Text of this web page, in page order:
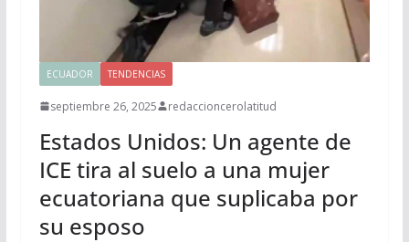
ECUADOR TENDENCIAS
septiembre 26, 2025 redaccioncerolatitud
Estados Unidos: Un agente de
ICE tira al suelo a una mujer
ecuatoriana que suplicaba por
su esposo